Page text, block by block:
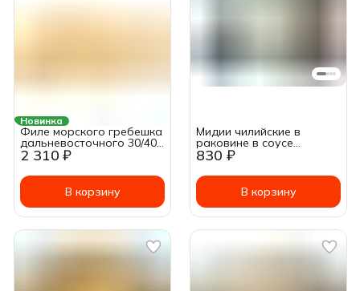
Новинка
2 310 ₽
Филе морского гребешка
дальневосточного 30/40
~500г
В корзину
830 ₽
Мидии чилийские в
раковине в соусе
"Горгонзола" ~ 500г
В корзину